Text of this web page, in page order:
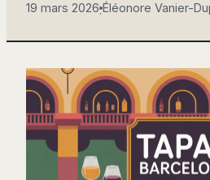
19 mars 2026·Éléonore Vanier-